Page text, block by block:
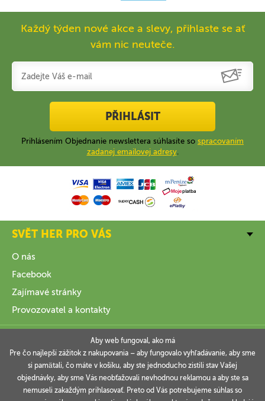
Každý týden nové akce a slevy, přihlaste se ať
vám nic neuteče.
PŘIHLÁSIT
Prihlásením Objednanie newslettera súhlasíte so spracovaním
zadanej emailovej adresy.
SVĚT HER PRO VÁS
O nás
Facebook
Zajímavé stránky
Provozovatel a kontakty
INFORMACE
Aby web fungoval, ako má
Pre čo najlepší zážitok z nakupovania – aby fungovalo vyhľadávanie, aby sme
si pamätali, čo máte v košíku, aby ste jednoducho zistili stav Vašej
objednávky, aby sme Vás neobťažovali nevhodnou reklamou a aby ste sa
nemuseli zakaždým prihlasovať. Preto od Vás potrebujeme súhlas so